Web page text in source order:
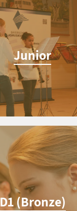
Junior
D1 (Bronze)